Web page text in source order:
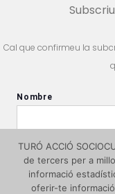
Cal que confirmeu la
TURÓ ACCIÓ
de tercers per a
informació
oferir-te